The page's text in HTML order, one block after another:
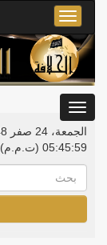
Toggle
navigation
الجمعة، 24 صفر 1448هـ | 07 أغسطس 2026م |
05:45:59 (ت.م.م)